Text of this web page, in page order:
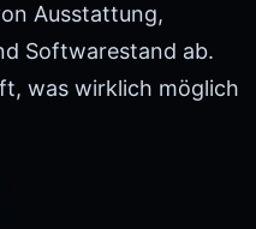
Ausstattung,
Softwarestand ab.
was wirklich möglich